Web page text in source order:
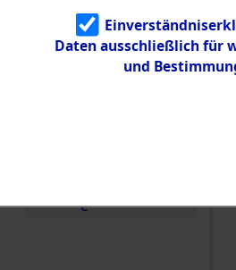
Identifizierun
g
5.3.3
Todesmärsch
e
Daten ausschließlich für
und